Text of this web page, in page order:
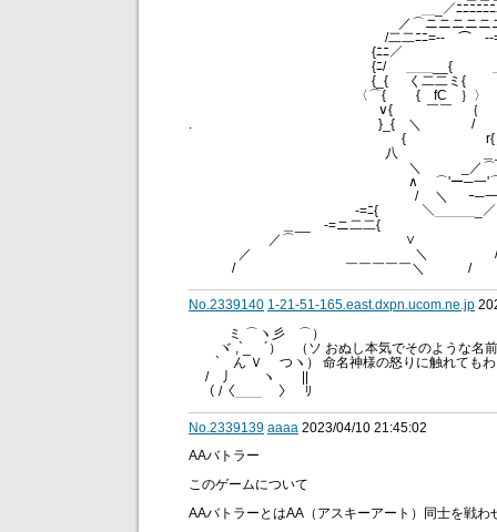
＿_／ﾆﾆﾆﾆﾆﾆﾆ＼
／⌒ニニニニニニニ
/二二ﾆﾆ=-‐ ⌒ ‐-=ﾆ
{ﾆﾆ／
{ﾆ/ ＿＿__{ ＿
{_{ く二二ミ{
〈⌒{ { fC ｝〉 ｛
∨{ ￣￣ ｛ ￣
. }_{ ＼ /
{ r{＿_
八 ＿
＼ _／⌒⌒＼
∧ ⌒'ー─一'⌒
/ ＼ ｰ─一'
-=ﾆ{ ＼＿＿＿_／.
＿__ -=ニ二二{ /二
／⌒ ∨ /
／ ＼
/ ￣￣￣￣￣＼ /
No.2339140 1-21-51-165.east.dxpn.ucom.ne.jp
ミ ⌒ヽ彡 ⌒）
ヾ ,`_ゝ´） （ソ おぬし本気でそのような名前
` ん Ｖ ゞつヽ） 命名神様の怒りに触れてもわ
/ 丿 ヽ ||
（ /〈＿＿ 〉 ﾘ
No.2339139 aaaa 2023/04/10 21:45:02
AAバトラー
このゲームについて
AAバトラーとはAA（アスキーアート）同士を戦